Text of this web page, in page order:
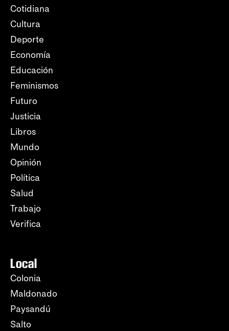
Cotidiana
Cultura
Deporte
Economía
Educación
Feminismos
Futuro
Justicia
Libros
Mundo
Opinión
Política
Salud
Trabajo
Verifica
Local
Colonia
Maldonado
Paysandú
Salto